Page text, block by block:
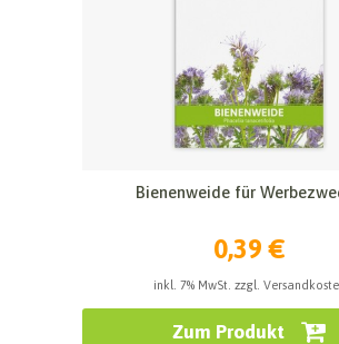
Bienenweide für
0,39 €
inkl. 7% MwSt. zzgl.
Zum Produkt